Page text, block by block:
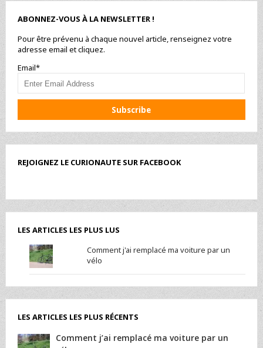
ABONNEZ-VOUS À LA NEWSLETTER !
Pour être prévenu à chaque nouvel article, renseignez votre
adresse email et cliquez.
Email*
REJOIGNEZ LE CURIONAUTE SUR FACEBOOK
LES ARTICLES LES PLUS LUS
Comment j'ai remplacé ma voiture par un
vélo
LES ARTICLES LES PLUS RÉCENTS
Comment j’ai remplacé ma voiture par un